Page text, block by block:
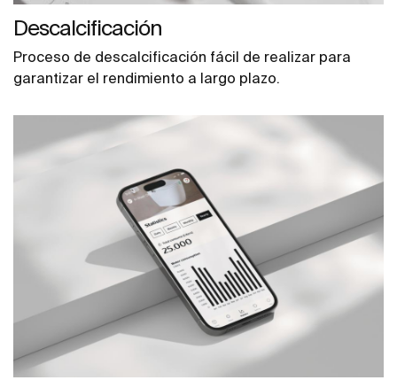
Descalcificación
Proceso de descalcificación fácil de realizar para
garantizar el rendimiento a largo plazo.